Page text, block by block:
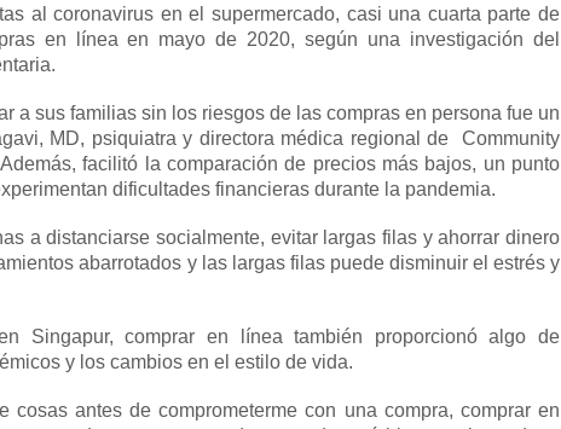
al coronavirus en el supermercado, casi una cuarta parte de
en línea en mayo de 2020, según una investigación del
a sus familias sin los riesgos de las compras en persona fue un
MD, psiquiatra y directora médica regional de Community
Además, facilitó la comparación de precios más bajos, un punto
dificultades financieras durante la pandemia.
a distanciarse socialmente, evitar largas filas y ahorrar dinero
abarrotados y las largas filas puede disminuir el estrés y
Singapur, comprar en línea también proporcionó algo de
y los cambios en el estilo de vida.
cosas antes de comprometerme con una compra, comprar en